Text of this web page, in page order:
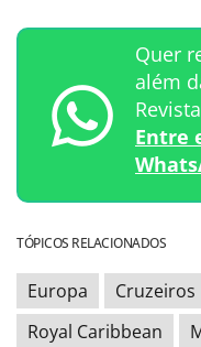
Quer
além
Entre
TÓPICOS RELACIONADOS
Europa Cruzeiros
Royal Caribbean